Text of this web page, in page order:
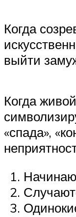
Когда
выйти
Когда
«спада»,